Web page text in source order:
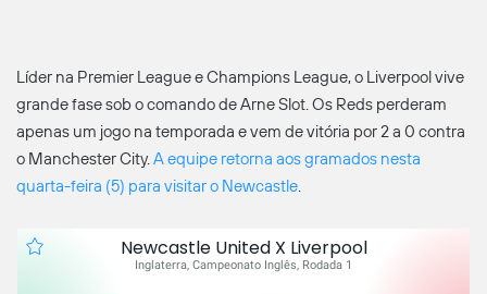
Líder na Premier League e Champions League, o Liverpool vive
grande fase sob o comando de Arne Slot. Os Reds perderam
apenas um jogo na temporada e vem de vitória por 2 a 0 contra
o Manchester City.A equipe retorna aos gramados nesta
quarta-feira (5) para visitar o Newcastle.
Newcastle United X Liverpool
Inglaterra, Campeonato Inglês, Rodada 1